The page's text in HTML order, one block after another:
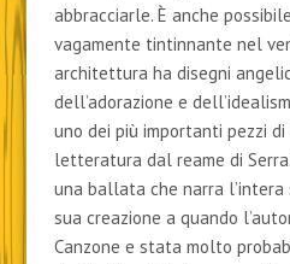
abbracciarle. È anche
vagamente tintinnante nel
architettura ha disegni
dell’adorazione e
uno dei più importanti pezzi
letteratura dal reame di
una ballata che narra
sua creazione a quando
Canzone e stata molto